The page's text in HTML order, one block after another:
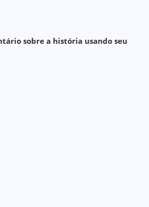
sobre a história usando seu